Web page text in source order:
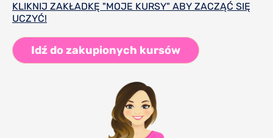
KLIKNIJ ZAKŁADKĘ "MOJE KURSY" ABY ZACZĄĆ SIĘ
UCZYĆ!
Idź do zakupionych kursów